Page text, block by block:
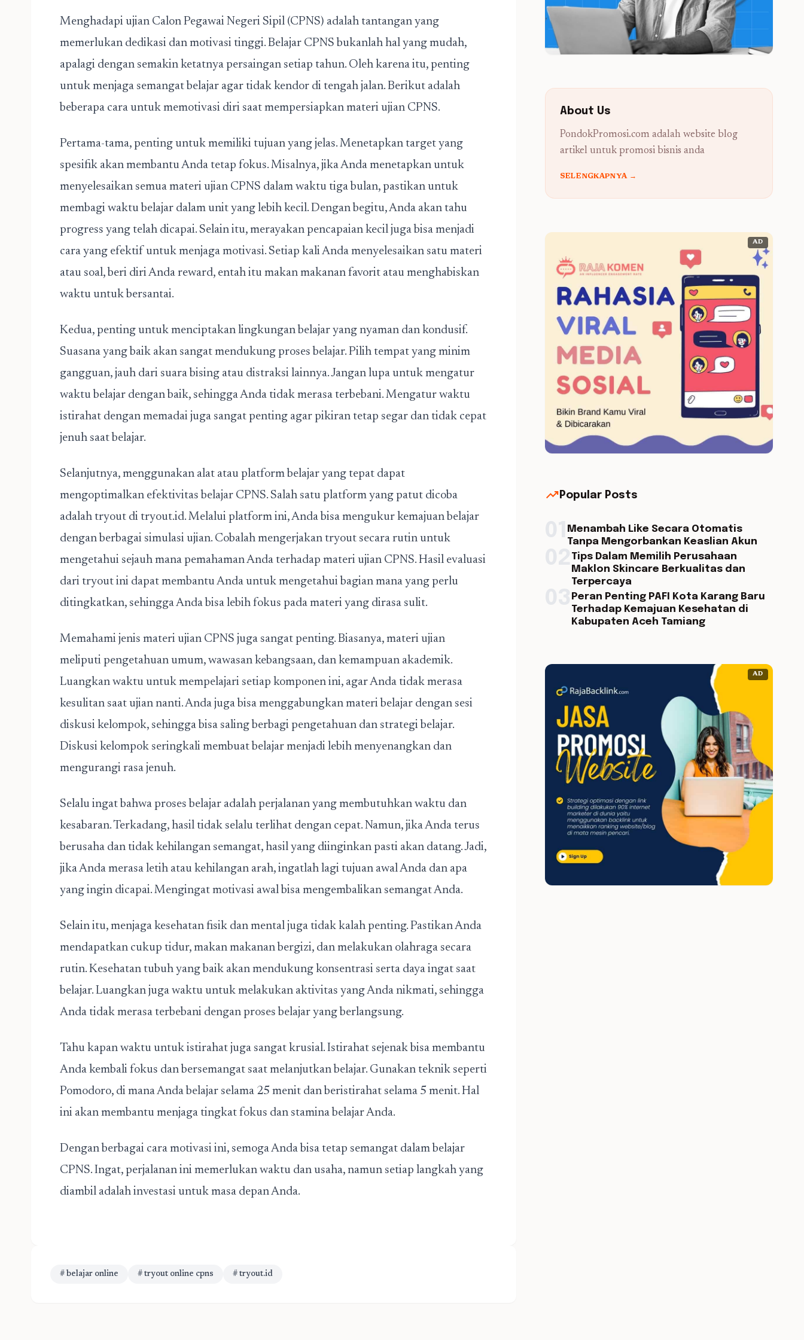
Menghadapi ujian Calon Pegawai Negeri Sipil (CPNS) adalah tantangan yang
memerlukan dedikasi dan motivasi tinggi. Belajar CPNS bukanlah hal yang mudah,
apalagi dengan semakin ketatnya persaingan setiap tahun. Oleh karena itu, penting
untuk menjaga semangat belajar agar tidak kendor di tengah jalan. Berikut adalah
beberapa cara untuk memotivasi diri saat mempersiapkan materi ujian CPNS.
Pertama-tama, penting untuk memiliki tujuan yang jelas. Menetapkan target yang
spesifik akan membantu Anda tetap fokus. Misalnya, jika Anda menetapkan untuk
menyelesaikan semua materi ujian CPNS dalam waktu tiga bulan, pastikan untuk
membagi waktu belajar dalam unit yang lebih kecil. Dengan begitu, Anda akan tahu
progress yang telah dicapai. Selain itu, merayakan pencapaian kecil juga bisa menjadi
cara yang efektif untuk menjaga motivasi. Setiap kali Anda menyelesaikan satu materi
atau soal, beri diri Anda reward, entah itu makan makanan favorit atau menghabiskan
waktu untuk bersantai.
Kedua, penting untuk menciptakan lingkungan belajar yang nyaman dan kondusif.
Suasana yang baik akan sangat mendukung proses belajar. Pilih tempat yang minim
gangguan, jauh dari suara bising atau distraksi lainnya. Jangan lupa untuk mengatur
waktu belajar dengan baik, sehingga Anda tidak merasa terbebani. Mengatur waktu
istirahat dengan memadai juga sangat penting agar pikiran tetap segar dan tidak cepat
jenuh saat belajar.
Selanjutnya, menggunakan alat atau platform belajar yang tepat dapat
mengoptimalkan efektivitas belajar CPNS. Salah satu platform yang patut dicoba
adalah tryout di tryout.id. Melalui platform ini, Anda bisa mengukur kemajuan belajar
dengan berbagai simulasi ujian. Cobalah mengerjakan tryout secara rutin untuk
mengetahui sejauh mana pemahaman Anda terhadap materi ujian CPNS. Hasil evaluasi
dari tryout ini dapat membantu Anda untuk mengetahui bagian mana yang perlu
ditingkatkan, sehingga Anda bisa lebih fokus pada materi yang dirasa sulit.
Memahami jenis materi ujian CPNS juga sangat penting. Biasanya, materi ujian
meliputi pengetahuan umum, wawasan kebangsaan, dan kemampuan akademik.
Luangkan waktu untuk mempelajari setiap komponen ini, agar Anda tidak merasa
kesulitan saat ujian nanti. Anda juga bisa menggabungkan materi belajar dengan sesi
diskusi kelompok, sehingga bisa saling berbagi pengetahuan dan strategi belajar.
Diskusi kelompok seringkali membuat belajar menjadi lebih menyenangkan dan
mengurangi rasa jenuh.
Selalu ingat bahwa proses belajar adalah perjalanan yang membutuhkan waktu dan
kesabaran. Terkadang, hasil tidak selalu terlihat dengan cepat. Namun, jika Anda terus
berusaha dan tidak kehilangan semangat, hasil yang diinginkan pasti akan datang. Jadi,
jika Anda merasa letih atau kehilangan arah, ingatlah lagi tujuan awal Anda dan apa
yang ingin dicapai. Mengingat motivasi awal bisa mengembalikan semangat Anda.
Selain itu, menjaga kesehatan fisik dan mental juga tidak kalah penting. Pastikan Anda
mendapatkan cukup tidur, makan makanan bergizi, dan melakukan olahraga secara
rutin. Kesehatan tubuh yang baik akan mendukung konsentrasi serta daya ingat saat
belajar. Luangkan juga waktu untuk melakukan aktivitas yang Anda nikmati, sehingga
Anda tidak merasa terbebani dengan proses belajar yang berlangsung.
Tahu kapan waktu untuk istirahat juga sangat krusial. Istirahat sejenak bisa membantu
Anda kembali fokus dan bersemangat saat melanjutkan belajar. Gunakan teknik seperti
Pomodoro, di mana Anda belajar selama 25 menit dan beristirahat selama 5 menit. Hal
ini akan membantu menjaga tingkat fokus dan stamina belajar Anda.
Dengan berbagai cara motivasi ini, semoga Anda bisa tetap semangat dalam belajar
CPNS. Ingat, perjalanan ini memerlukan waktu dan usaha, namun setiap langkah yang
diambil adalah investasi untuk masa depan Anda.
# belajar online # tryout online cpns # tryout.id
About Us
PondokPromosi.com adalah website blog
artikel untuk promosi bisnis anda
SELENGKAPNYA →
AD
trending_up Popular Posts
Menambah Like Secara Otomatis
Tanpa Mengorbankan Keaslian Akun
Tips Dalam Memilih Perusahaan
Maklon Skincare Berkualitas dan
Terpercaya
Peran Penting PAFI Kota Karang Baru
Terhadap Kemajuan Kesehatan di
Kabupaten Aceh Tamiang
AD